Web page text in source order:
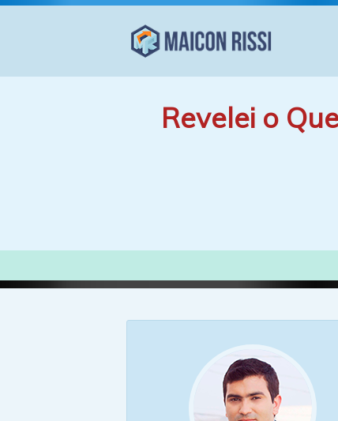
Revelei o